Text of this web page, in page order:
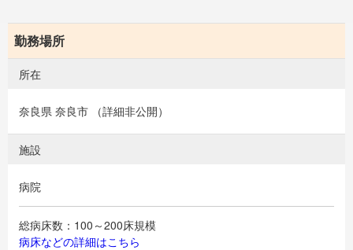
勤務場所
所在
奈良県 奈良市 （詳細非公開）
施設
病院
総病床数：100～200床規模
病床などの詳細はこちら